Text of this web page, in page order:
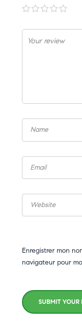
1
2 3 4 5
Enregistrer mon
navigateur pour
SUBMIT YOUR